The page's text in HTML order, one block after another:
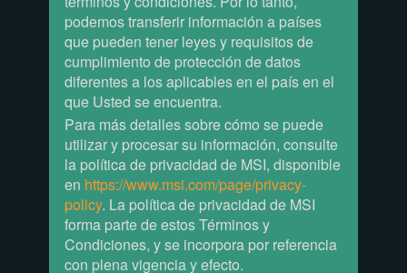
podemos transferir información a países
que pueden tener leyes y requisitos de
cumplimiento de protección de datos
diferentes a los aplicables en el país en el
que Usted se encuentra.
Para más detalles sobre cómo se puede
utilizar y procesar su información, consulte
la política de privacidad de MSI, disponible
en https://www.msi.com/page/privacy-
policy. La política de privacidad de MSI
forma parte de estos Términos y
Condiciones, y se incorpora por referencia
con plena vigencia y efecto.